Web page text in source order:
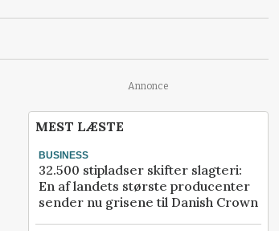
Annonce
MEST LÆSTE
BUSINESS
32.500 stipladser skifter slagteri:
En af landets største producenter
sender nu grisene til Danish Crown